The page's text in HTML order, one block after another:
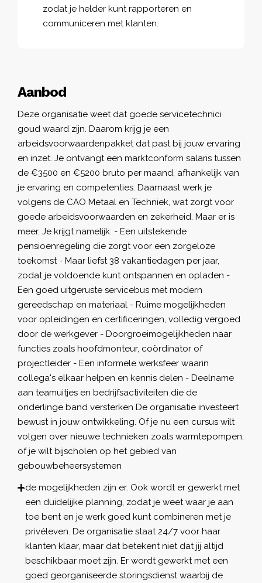
Aanbod
Deze organisatie weet dat goede servicetechnici
goud waard zijn. Daarom krijg je een
arbeidsvoorwaardenpakket dat past bij jouw ervaring
en inzet. Je ontvangt een marktconform salaris tussen
de €3500 en €5200 bruto per maand, afhankelijk van
je ervaring en competenties. Daarnaast werk je
volgens de CAO Metaal en Techniek, wat zorgt voor
goede arbeidsvoorwaarden en zekerheid. Maar er is
meer. Je krijgt namelijk: - Een uitstekende
pensioenregeling die zorgt voor een zorgeloze
toekomst - Maar liefst 38 vakantiedagen per jaar,
zodat je voldoende kunt ontspannen en opladen -
Een goed uitgeruste servicebus met modern
gereedschap en materiaal - Ruime mogelijkheden
voor opleidingen en certificeringen, volledig vergoed
door de werkgever - Doorgroeimogelijkheden naar
functies zoals hoofdmonteur, coördinator of
projectleider - Een informele werksfeer waarin
collega's elkaar helpen en kennis delen - Deelname
aan teamuitjes en bedrijfsactiviteiten die de
onderlinge band versterken De organisatie investeert
bewust in jouw ontwikkeling. Of je nu een cursus wilt
volgen over nieuwe technieken zoals warmtepompen,
of je wilt bijscholen op het gebied van
gebouwbeheersystemen
de mogelijkheden zijn er. Ook wordt er gewerkt met
een duidelijke planning, zodat je weet waar je aan
toe bent en je werk goed kunt combineren met je
privéleven. De organisatie staat 24/7 voor haar
klanten klaar, maar dat betekent niet dat jij altijd
beschikbaar moet zijn. Er wordt gewerkt met een
goed georganiseerde storingsdienst waarbij de
zodat je helder kunt rapporteren en
communiceren met klanten.